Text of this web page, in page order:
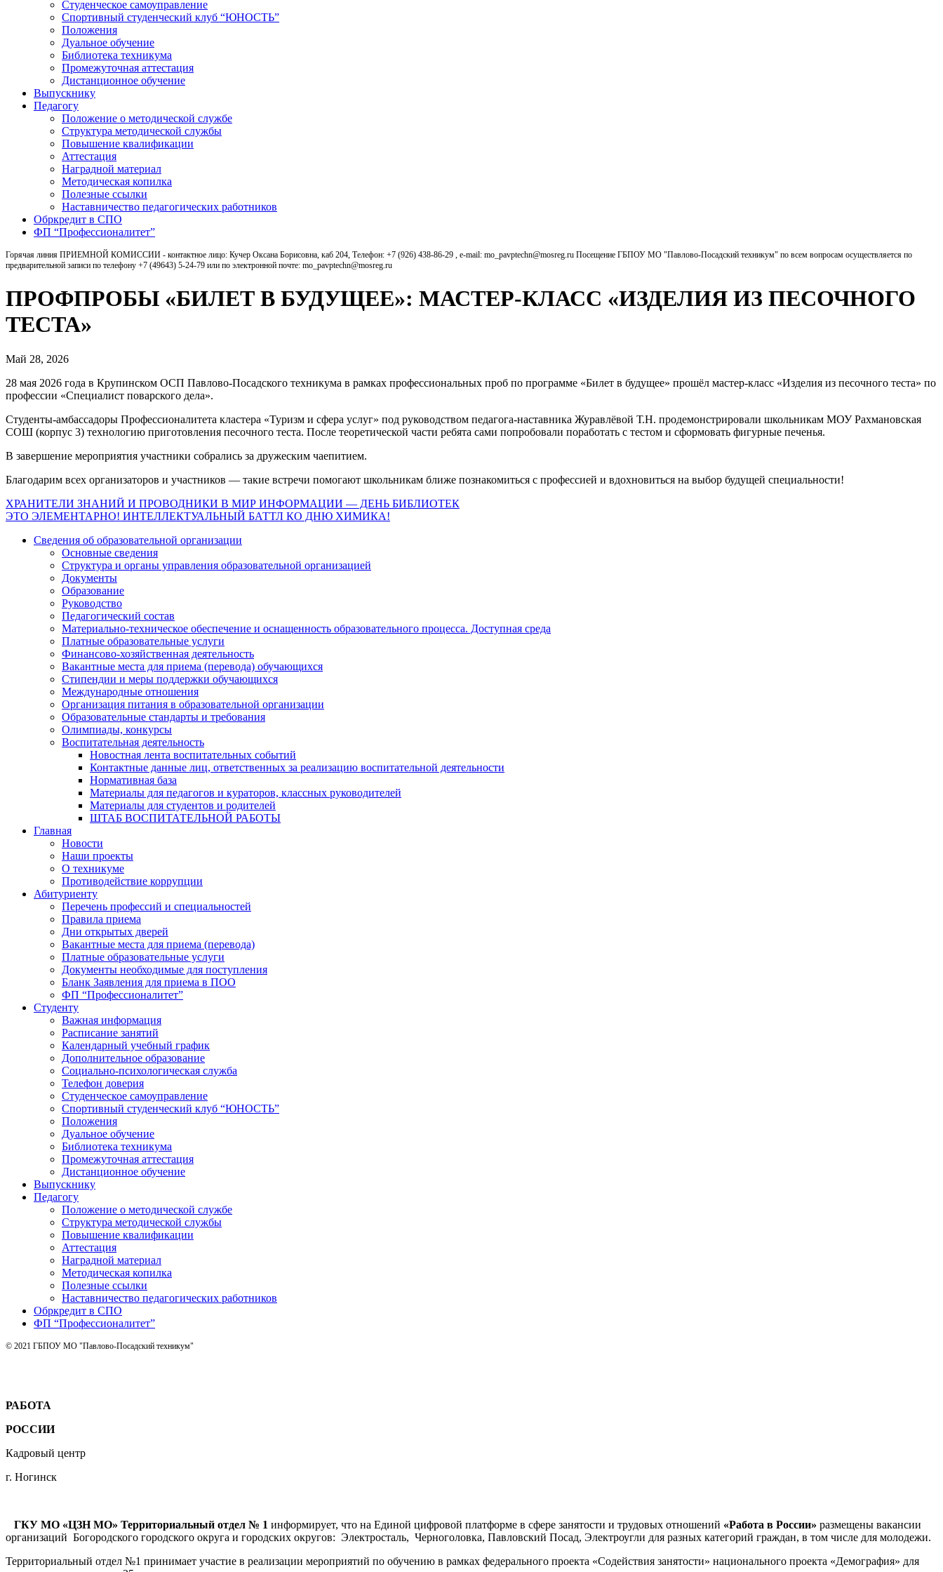
Студенческое самоуправление
Спортивный студенческий клуб “ЮНОСТЬ”
Положения
Дуальное обучение
Библиотека техникума
Промежуточная аттестация
Дистанционное обучение
Выпускнику
Педагогу
Положение о методической службе
Структура методической службы
Повышение квалификации
Аттестация
Наградной материал
Методическая копилка
Полезные ссылки
Наставничество педагогических работников
Обркредит в СПО
ФП “Профессионалитет”
Горячая линия ПРИЕМНОЙ КОМИССИИ - контактное лицо: Кучер Оксана Борисовна, каб 204, Телефон: +7 (926) 438-86-29 , e-mail: mo_pavptechn@mosreg.ru Посещение ГБПОУ МО "Павлово-Посадский техникум" по всем вопросам осуществляется по
предварительной записи по телефону +7 (49643) 5-24-79 или по электронной почте: mo_pavptechn@mosreg.ru
ПРОФПРОБЫ «БИЛЕТ В БУДУЩЕЕ»: МАСТЕР‑КЛАСС «ИЗДЕЛИЯ ИЗ ПЕСОЧНОГО
ТЕСТА»
Май 28, 2026
28 мая 2026 года в Крупинском ОСП Павлово-Посадского техникума в рамках профессиональных проб по программе «Билет в будущее» прошёл мастер‑класс «Изделия из песочного теста» по
профессии «Специалист поварского дела».
Студенты‑амбассадоры Профессионалитета кластера «Туризм и сфера услуг» под руководством педагога‑наставника Журавлёвой Т.Н. продемонстрировали школьникам МОУ Рахмановская
СОШ (корпус 3) технологию приготовления песочного теста. После теоретической части ребята сами попробовали поработать с тестом и сформовать фигурные печенья.
В завершение мероприятия участники собрались за дружеским чаепитием.
Благодарим всех организаторов и участников — такие встречи помогают школьникам ближе познакомиться с профессией и вдохновиться на выбор будущей специальности!
Навигация
по
записям
ХРАНИТЕЛИ ЗНАНИЙ И ПРОВОДНИКИ В МИР ИНФОРМАЦИИ — ДЕНЬ БИБЛИОТЕК
ЭТО ЭЛЕМЕНТАРНО! ИНТЕЛЛЕКТУАЛЬНЫЙ БАТТЛ КО ДНЮ ХИМИКА!
Сведения об образовательной организации
Основные сведения
Структура и органы управления образовательной организацией
Документы
Образование
Руководство
Педагогический состав
Материально-техническое обеспечение и оснащенность образовательного процесса. Доступная среда
Платные образовательные услуги
Финансово-хозяйственная деятельность
Вакантные места для приема (перевода) обучающихся
Стипендии и меры поддержки обучающихся
Международные отношения
Организация питания в образовательной организации
Образовательные стандарты и требования
Олимпиады, конкурсы
Воспитательная деятельность
Новостная лента воспитательных событий
Контактные данные лиц, ответственных за реализацию воспитательной деятельности
Нормативная база
Материалы для педагогов и кураторов, классных руководителей
Материалы для студентов и родителей
ШТАБ ВОСПИТАТЕЛЬНОЙ РАБОТЫ
Главная
Новости
Наши проекты
О техникуме
Противодействие коррупции
Абитуриенту
Перечень профессий и специальностей
Правила приема
Дни открытых дверей
Вакантные места для приема (перевода)
Платные образовательные услуги
Документы необходимые для поступления
Бланк Заявления для приема в ПОО
ФП “Профессионалитет”
Студенту
Важная информация
Расписание занятий
Календарный учебный график
Дополнительное образование
Социально-психологическая служба
Телефон доверия
Студенческое самоуправление
Спортивный студенческий клуб “ЮНОСТЬ”
Положения
Дуальное обучение
Библиотека техникума
Промежуточная аттестация
Дистанционное обучение
Выпускнику
Педагогу
Положение о методической службе
Структура методической службы
Повышение квалификации
Аттестация
Наградной материал
Методическая копилка
Полезные ссылки
Наставничество педагогических работников
Обркредит в СПО
ФП “Профессионалитет”
© 2021 ГБПОУ МО "Павлово-Посадский техникум"
РАБОТА
РОССИИ
Кадровый центр
г. Ногинск
ГКУ МО «ЦЗН МО» Территориальный отдел № 1 информирует, что на Единой цифровой платформе в сфере занятости и трудовых отношений «Работа в России» размещены вакансии
организаций Богородского городского округа и городских округов: Электросталь, Черноголовка, Павловский Посад, Электроугли для разных категорий граждан, в том числе для молодежи.
Территориальный отдел №1 принимает участие в реализации мероприятий по обучению в рамках федерального проекта «Содействия занятости» национального проекта «Демография» для